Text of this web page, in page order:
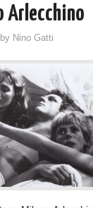
Arlecchino
by Nino Gatti